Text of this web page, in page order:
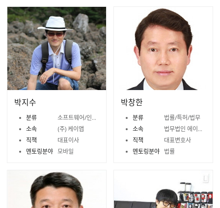
박지수
분류
소프트웨어/인터넷/모바일
소속
(주) 케이앱
직책
대표이사
멘토링분야 모바일
박창한
분류
법률/특허/법무
소속
법무법인 에이프로
직책
대표변호사
멘토링분야 법률